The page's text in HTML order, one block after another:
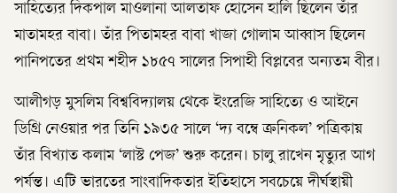
সাহিত্যের দিকপাল মাওলানা আলতাফ হোসেন হালি ছিলেন তাঁর
মাতামহর বাবা। তাঁর পিতামহর বাবা খাজা গোলাম আব্বাস ছিলেন
পানিপতের প্রথম শহীদ ১৮৫৭ সালের সিপাহী বিপ্লবের অন্যতম বীর।
আলীগড় মুসলিম বিশ্ববিদ্যালয় থেকে ইংরেজি সাহিত্যে ও আইনে
ডিগ্রি নেওয়ার পর তিনি ১৯৩৫ সালে ‘দ্য বম্বে ক্রনিকল’ পত্রিকায়
তাঁর বিখ্যাত কলাম ‘লাস্ট পেজ’ শুরু করেন। চালু রাখেন মৃত্যুর আগ
পর্যন্ত। এটি ভারতের সাংবাদিকতার ইতিহাসে সবচেয়ে দীর্ঘস্থায়ী